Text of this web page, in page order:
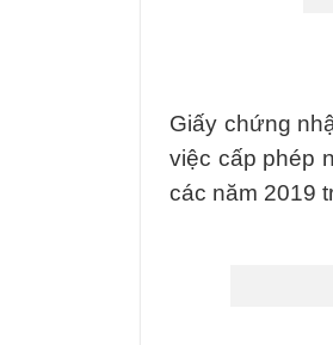
Giấy chứng
việc cấp phép
các năm 2019